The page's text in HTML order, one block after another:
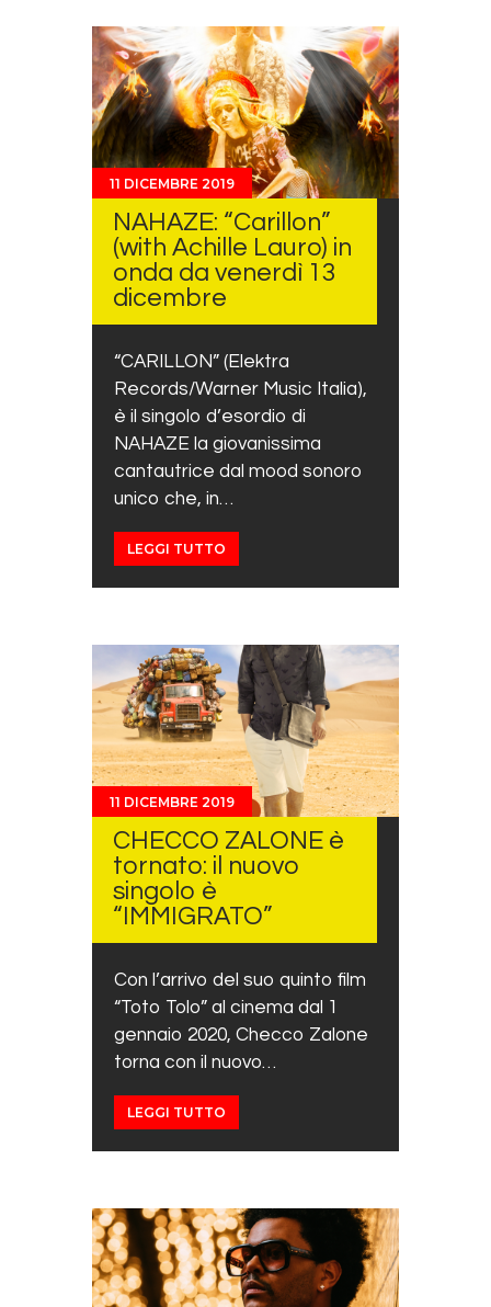
11 DICEMBRE 2019
NAHAZE: “Carillon”
(with Achille Lauro) in
onda da venerdì 13
dicembre
“CARILLON” (Elektra
Records/Warner Music Italia),
è il singolo d’esordio di
NAHAZE la giovanissima
cantautrice dal mood sonoro
unico che, in…
LEGGI TUTTO
11 DICEMBRE 2019
CHECCO ZALONE è
tornato: il nuovo
singolo è
“IMMIGRATO”
Con l’arrivo del suo quinto film
“Toto Tolo” al cinema dal 1
gennaio 2020, Checco Zalone
torna con il nuovo…
LEGGI TUTTO